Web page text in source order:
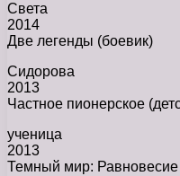
Света
2014
Две легенды (боевик)
Сидорова
2013
Частное пионерское
ученица
2013
Темный мир: Равновесие